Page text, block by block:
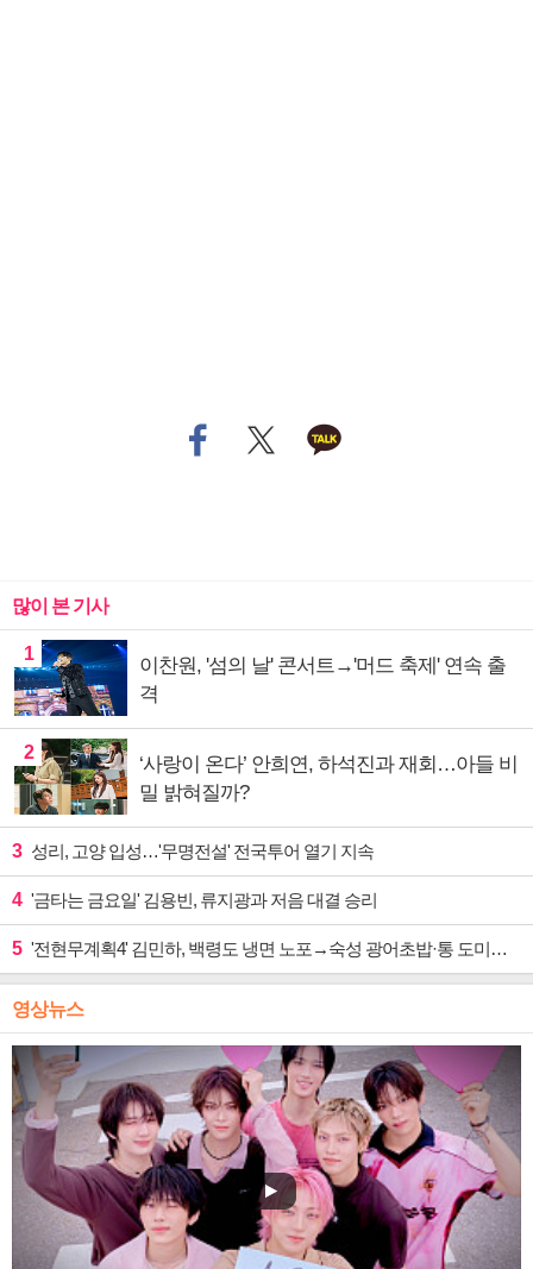
많이 본 기사
1
이찬원, '섬의 날' 콘서트→'머드 축제' 연속 출
격
2
‘사랑이 온다’ 안희연, 하석진과 재회…아들 비
밀 밝혀질까?
3 성리, 고양 입성…'무명전설' 전국투어 열기 지속
4 '금타는 금요일' 김용빈, 류지광과 저음 대결 승리
5 '전현무계획4' 김민하, 백령도 냉면 노포→숙성 광어초밥·통 도미찜 맛집 탐방
영상뉴스